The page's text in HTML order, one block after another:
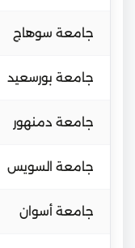
جامعة سوهاج
جامعة بورسعيد
جامعة دمنهور
جامعة السويس
جامعة أسوان